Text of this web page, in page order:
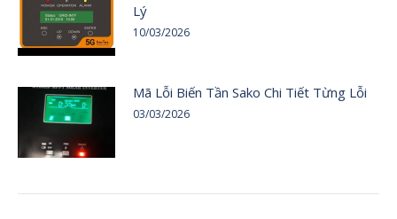
Lý
10/03/2026
Mã Lỗi Biến Tần Sako Chi Tiết Từng Lỗi
03/03/2026